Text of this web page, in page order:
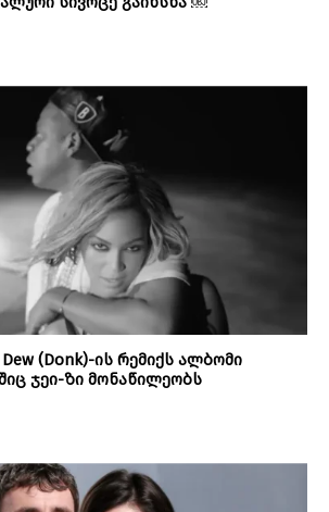
(Donk)-ის რემიქს ალბომი
ჯეი-ზი მონაწილეობს